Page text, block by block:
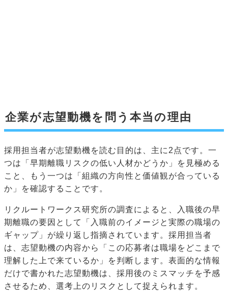
企業が志望動機を問う本当の理由
採用担当者が志望動機を読む目的は、主に2点です。一
つは「早期離職リスクの低い人材かどうか」を見極める
こと、もう一つは「組織の方向性と価値観が合っている
か」を確認することです。
リクルートワークス研究所の調査によると、入職後の早
期離職の要因として「入職前のイメージと実際の職場の
ギャップ」が繰り返し指摘されています。採用担当者
は、志望動機の内容から「この応募者は職場をどこまで
理解した上で来ているか」を判断します。表面的な情報
だけで書かれた志望動機は、採用後のミスマッチを予感
させるため、選考上のリスクとして捉えられます。